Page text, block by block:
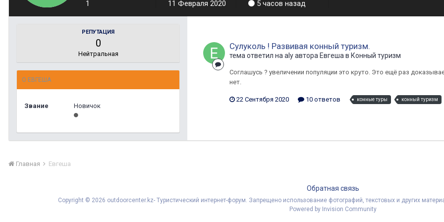
1 11 Февраля 2020 5 часов назад
РЕПУТАЦИЯ
0
Нейтральная
О ЕВГЕША
Звание Новичок
Сулуколь ! Развивая конный туризм.
тема ответил на alyавтора Евгеша в Конный туризм
Соглашусь ? увеличении популяции это круто. Это ещё раз
нет.
22 Сентября 2020 10 ответов конные туры конный туризм
Главная Евгеша
Обратная связь
Copyright © 2026 outdoorcenter.kz- Туристический интернет-форум. Запрещено использование фотографий, текстовых и других
Powered by Invision Community